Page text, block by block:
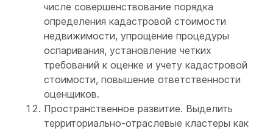
числе совершенствование порядка
определения кадастровой стоимости
недвижимости, упрощение процедуры
оспаривания, установление четких
требований к оценке и учету кадастровой
стоимости, повышение ответственности
оценщиков.
Пространственное развитие. Выделить
территориально-отраслевые кластеры как